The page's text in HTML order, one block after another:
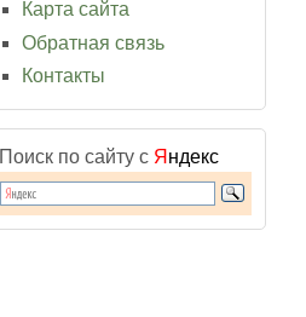
Карта сайта
Обратная связь
Контакты
Поиск по сайту с Я ндекс